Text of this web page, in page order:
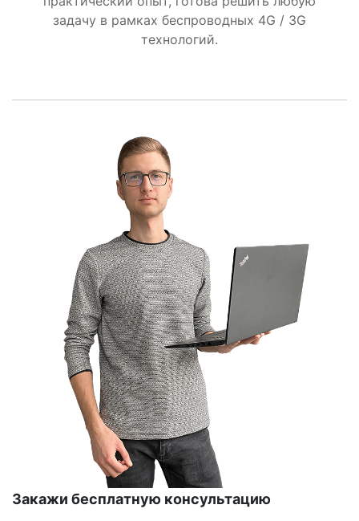
задачу в рамках беспроводных 4G / 3G
технологий.
Закажи бесплатную консультацию